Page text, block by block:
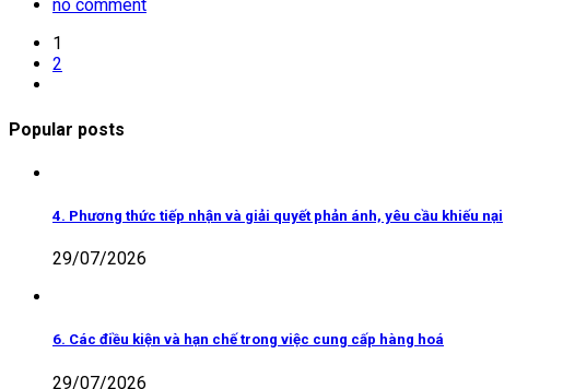
no comment
1
2
Popular posts
4. Phương thức tiếp nhận và giải quyết phản ánh, yêu cầu khiếu nại
29/07/2026
6. Các điều kiện và hạn chế trong việc cung cấp hàng hoá
29/07/2026